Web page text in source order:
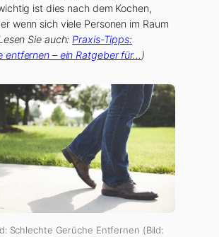
ist dies nach dem Kochen,
wenn sich viele Personen im Raum
Sie auch: Praxis-Tipps:
entfernen – ein Ratgeber für…)
Schlechte Gerüche Entfernen (Bild: